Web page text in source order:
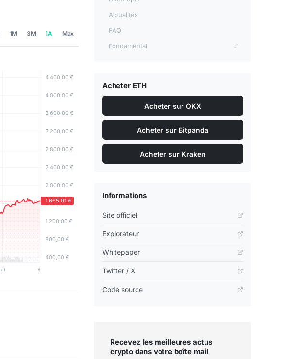
1M 3M 1A Max
Actualités
FAQ
Fondamental
Acheter ETH
Acheter sur OKX
Acheter sur Bitpanda
Acheter sur Kraken
Informations
Site officiel
Explorateur
Whitepaper
Twitter / X
Code source
Recevez les meilleures actus
crypto dans votre boîte mail